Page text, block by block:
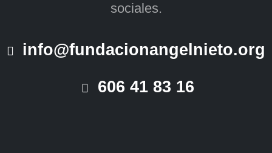
sociales.
info@fundacionangelnieto.org
606 41 83 16